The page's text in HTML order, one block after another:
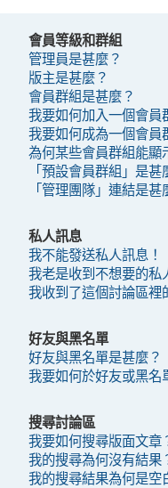
會員等級和群組
管理員是甚麼？
版主是甚麼？
會員群組是甚麼？
我要如何加入一個會員
我要如何成為一個會員
為何某些會員群組能顯
「預設會員群組」是甚
「管理團隊」連結是甚
私人訊息
我不能發送私人訊息！
我老是收到不想要的私
我收到了這個討論區裡
好友與黑名單
好友與黑名單是甚麼？
我要如何於好友或黑名
搜尋討論區
我要如何搜尋版面文章
我的搜尋為何沒有結果
我的搜尋結果為何是空